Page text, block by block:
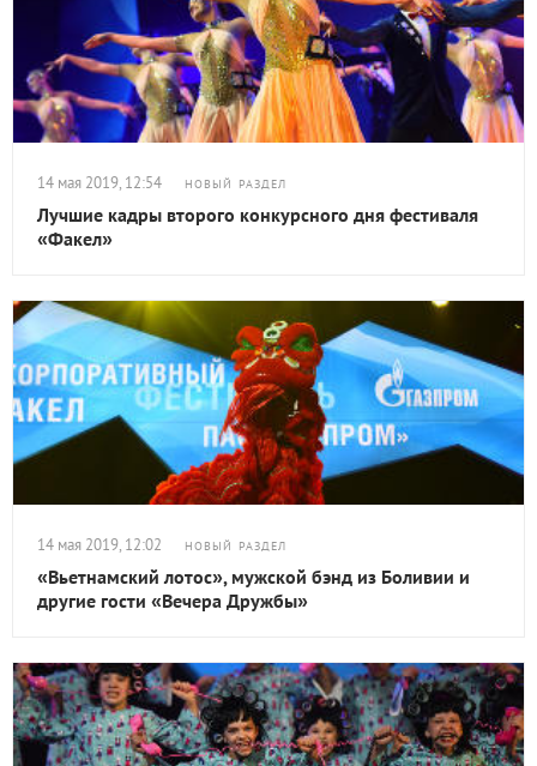
14 мая 2019, 12:54 НОВЫЙ РАЗДЕЛ
Лучшие кадры второго конкурсного дня фестиваля
«Факел»
14 мая 2019, 12:02 НОВЫЙ РАЗДЕЛ
«Вьетнамский лотос», мужской бэнд из Боливии и
другие гости «Вечера Дружбы»